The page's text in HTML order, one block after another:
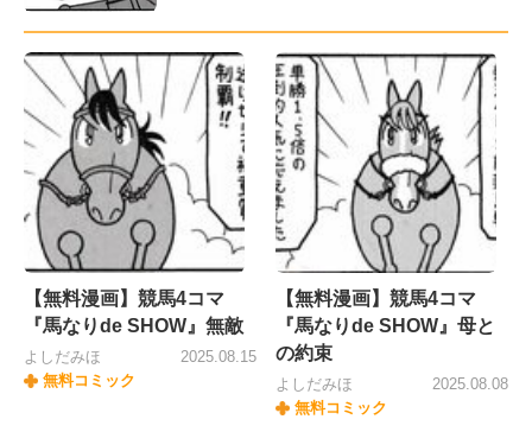
【無料漫画】競馬4コマ
『馬なりde SHOW』無敵
よしだみほ
無料コミック
2025.08.15
【無料漫画】競馬4コマ
『馬なりde SHOW』母と
の約束
よしだみほ
無料コミック
2025.08.08